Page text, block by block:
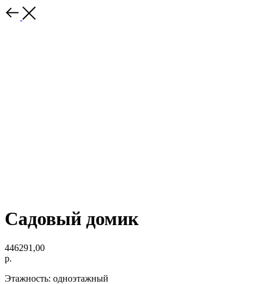
Садовый домик
446291,00
р.
Этажность: одноэтажный